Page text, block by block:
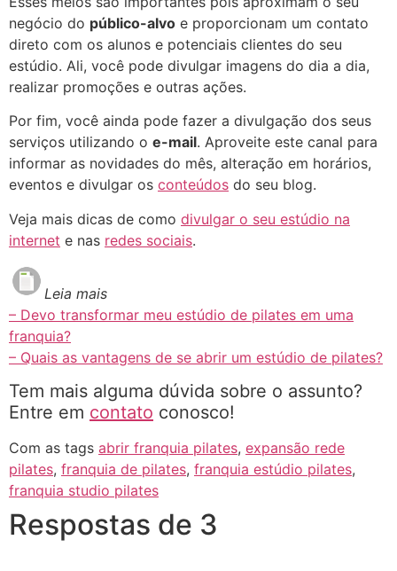
negócio do público-alvo e proporcionam um contato
direto com os alunos e potenciais clientes do seu
estúdio. Ali, você pode divulgar imagens do dia a dia,
realizar promoções e outras ações.
Por fim, você ainda pode fazer a divulgação dos seus
serviços utilizando o e-mail. Aproveite este canal para
informar as novidades do mês, alteração em horários,
eventos e divulgar os conteúdos do seu blog.
Veja mais dicas de como divulgar o seu estúdio na
internet e nas redes sociais.
Leia mais
– Devo transformar meu estúdio de pilates em uma
franquia?
– Quais as vantagens de se abrir um estúdio de pilates?
Tem mais alguma dúvida sobre o assunto?
Entre em contato conosco!
Com as tags abrir franquia pilates, expansão rede
pilates, franquia de pilates, franquia estúdio pilates,
franquia studio pilates
Respostas de 3